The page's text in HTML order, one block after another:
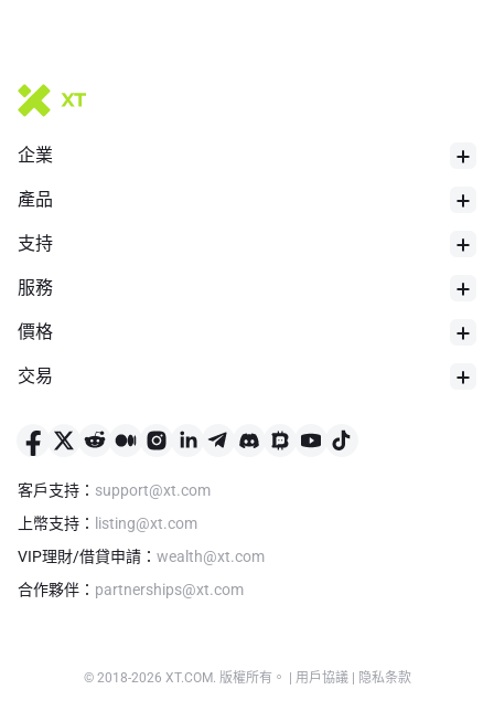
24h最低價
What can your token be used for?
ETHx can be used across Balancer, AAVE, Curve, CIAN and many
企業
產品
支持
服務
價格
交易
客戶支持 ： support@xt.com
上幣支持 ：
listing@xt.com
VIP理財/借貸申請 ： wealth@xt.com
合作夥伴 ： partnerships@xt.com
© 2018-2026 XT.COM. 版權所有。 用戶協議 隐私条款